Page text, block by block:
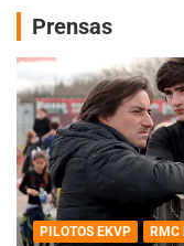
Prensas
PILOTOS EKVP RMC